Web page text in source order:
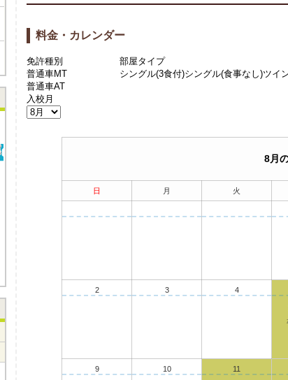
料金・カレンダー
免許種別
普通車MT
普通車AT
入校月
部屋タイプ
シングル(3食付)シングル(食事なし)ツイ
8月
日 月 火
2 3 4
9 10 11